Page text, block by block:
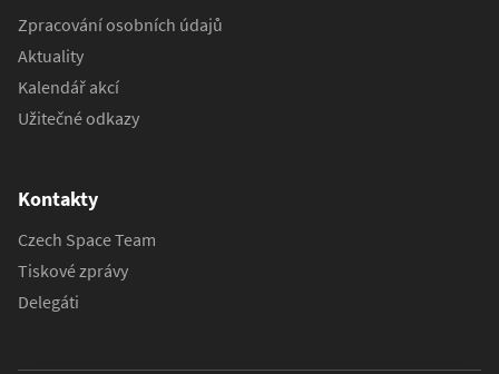
Zpracování osobních údajů
Aktuality
Kalendář akcí
Užitečné odkazy
Kontakty
Czech Space Team
Tiskové zprávy
Delegáti